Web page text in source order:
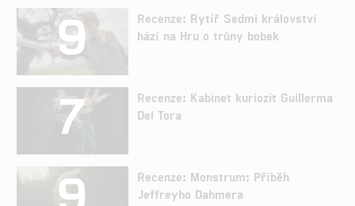
9
Recenze: Rytíř Sedmi království
hází na Hru o trůny bobek
7
Recenze: Kabinet kuriozit Guillerma
Del Tora
9
Recenze: Monstrum: Příběh
Jeffreyho Dahmera